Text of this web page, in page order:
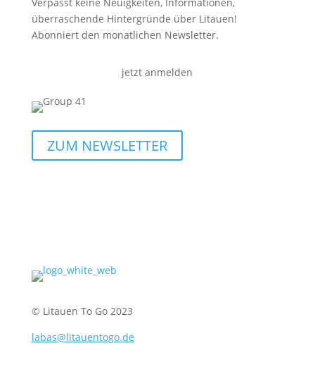
überraschende Hintergründe über Litauen!
Abonniert den monatlichen Newsletter.
jetzt anmelden
ZUM NEWSLETTER
© Litauen To Go 2023
labas@litauentogo.de